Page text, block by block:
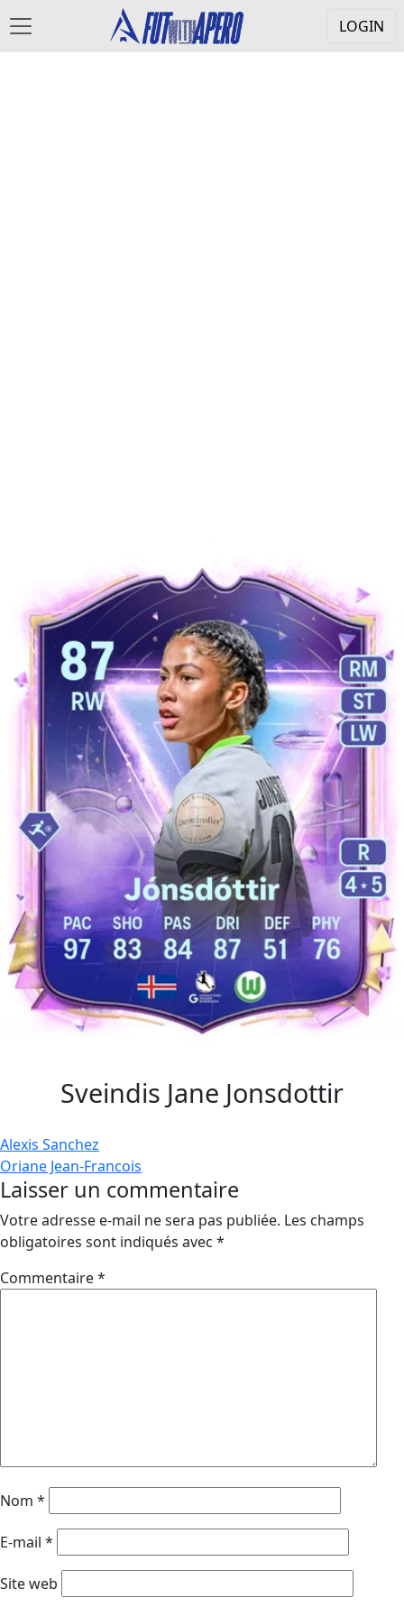
LOGIN
Sveindis Jane Jonsdottir
Navigation
de
l’article
Alexis Sanchez
Oriane Jean-Francois
Laisser un commentaire
Votre adresse e-mail ne sera pas publiée. Les champs
obligatoires sont indiqués avec *
Commentaire*
Nom *
E-mail *
Site web